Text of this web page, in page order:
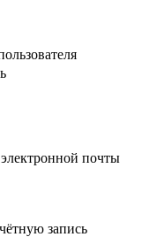
почты
запись